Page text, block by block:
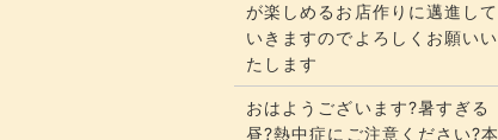
が楽しめるお店作りに邁進して
いきますのでよろしくお願いい
たします
おはようございます?暑すぎる
昼?熱中症にご注意ください?本